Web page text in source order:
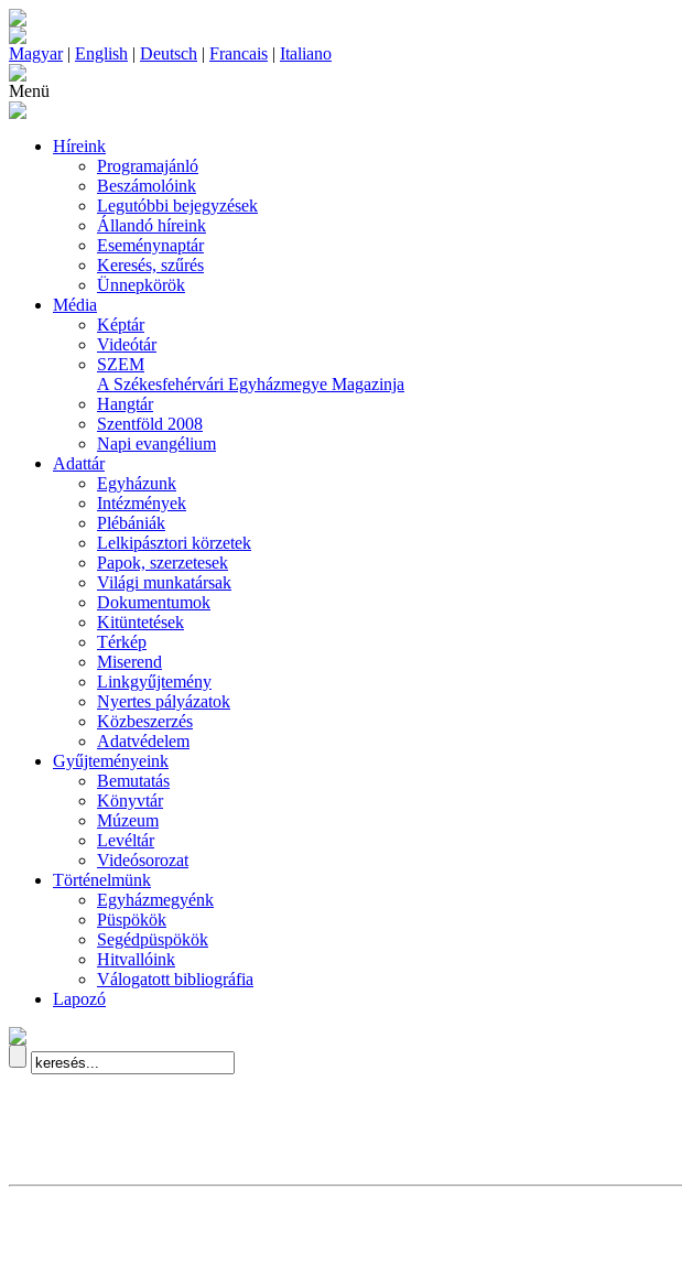
Magyar| English | Deutsch | Francais | Italiano
Menü
Híreink
Programajánló
Beszámolóink
Legutóbbi bejegyzések
Állandó híreink
Eseménynaptár
Keresés, szűrés
Ünnepkörök
Média
Képtár
Videótár
SZEM
A Székesfehérvári Egyházmegye Magazinja
Hangtár
Szentföld 2008
Napi evangélium
Adattár
Egyházunk
Intézmények
Plébániák
Lelkipásztori körzetek
Papok, szerzetesek
Világi munkatársak
Dokumentumok
Kitüntetések
Térkép
Miserend
Linkgyűjtemény
Nyertes pályázatok
Közbeszerzés
Adatvédelem
Gyűjteményeink
Bemutatás
Könyvtár
Múzeum
Levéltár
Videósorozat
Történelmünk
Egyházmegyénk
Püspökök
Segédpüspökök
Hitvallóink
Válogatott bibliográfia
Lapozó